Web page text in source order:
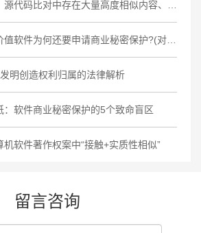
明创造权利归属的法律解析
：软件商业秘密保护的5个致命盲区
软件著作权案中“接触+实质性相似”
留言咨询